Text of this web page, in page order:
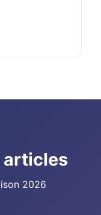
articles
2026